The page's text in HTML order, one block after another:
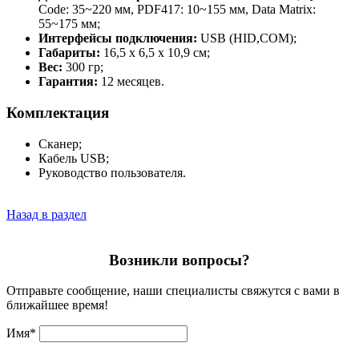
Code: 35~220 мм, PDF417: 10~155 мм, Data Matrix:
55~175 мм;
Интерфейсы подключения: USB (HID,COM);
Габариты: 16,5 х 6,5 х 10,9 см;
Вес: 300 гр;
Гарантия: 12 месяцев.
Комплектация
Сканер;
Кабель USB;
Руководство пользователя.
Назад в раздел
Возникли вопросы?
Отправьте сообщение, наши специалисты свяжутся с вами в
ближайшее время!
Имя*